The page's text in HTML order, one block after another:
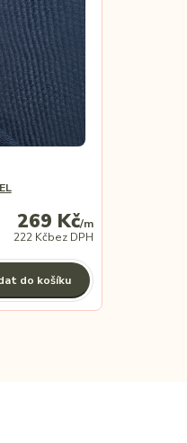
269 Kč/m
222 Kčbez DPH
do košíku